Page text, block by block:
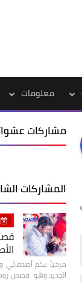
معلومات
مشاركات
المشاركات
الجديد وهو قصص